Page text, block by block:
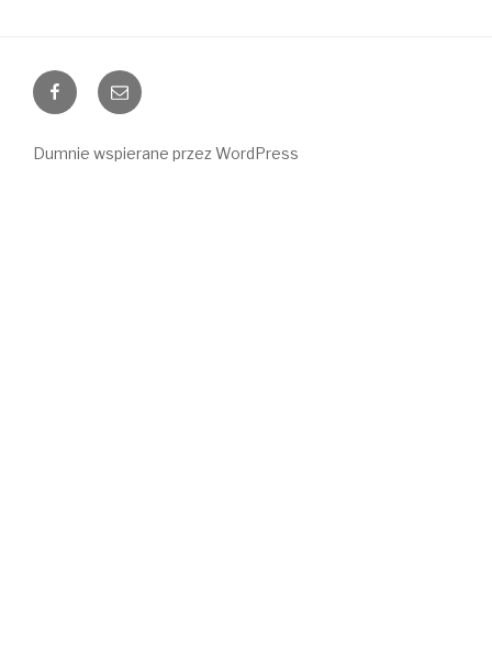
FacebookEmail
Dumnie wspierane przez WordPress